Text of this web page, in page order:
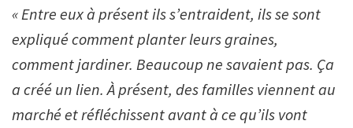
«Entre eux à présent ils s’entraident, ils se sont
expliqué comment planter leurs graines,
comment jardiner. Beaucoup ne savaient pas. Ça
a créé un lien. À présent, des familles viennent au
marché et réfléchissent avant à ce qu’ils vont